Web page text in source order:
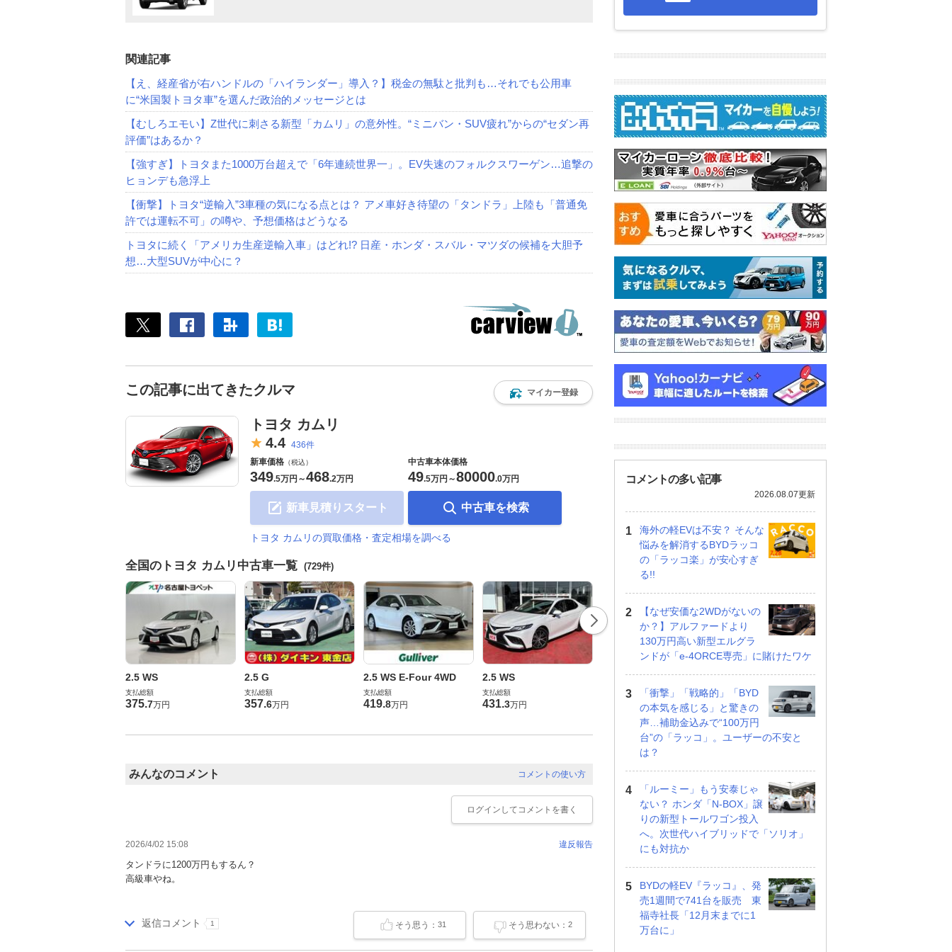
関連記事
【え、経産省が右ハンドルの「ハイランダー」導入？】税金の無駄と批判も…それでも公用車
に“米国製トヨタ車”を選んだ政治的メッセージとは
【むしろエモい】Z世代に刺さる新型「カムリ」の意外性。“ミニバン・SUV疲れ”からの“セダン再
評価”はあるか？
【強すぎ】トヨタまた1000万台超えで「6年連続世界一」。EV失速のフォルクスワーゲン…追撃の
ヒョンデも急浮上
【衝撃】トヨタ“逆輸入”3車種の気になる点とは？ アメ車好き待望の「タンドラ」上陸も「普通免
許では運転不可」の噂や、予想価格はどうなる
トヨタに続く「アメリカ生産逆輸入車」はどれ!? 日産・ホンダ・スバル・マツダの候補を大胆予
想…大型SUVが中心に？
この記事に出てきたクルマ マイカー登録
トヨタ カムリ
4.4 436件
新車価格 （税込）
349.5万円 ～468.2万円
新車見積りスタート
中古車本体価格
49.5万円 ～80000.0万円
中古車を検索
トヨタ カムリの買取価格・査定相場を調べる
全国のトヨタ カムリ中古車一覧 (729件)
2.5 WS
支払総額
375.7万円
2.5 G
支払総額
357.6万円
2.5 WS E-Four 4WD
支払総額
419.8万円
2.5 WS
支払総額
431.3万円
0万円
支払総額
338 .6 万円
コメントの使い方
みんなのコメント
ログイン してコメントを書く
2026/4/02 15:08 違反報告
タンドラに1200万円もするん？
高級車やね。
返信コメント 1 そう思わない： 2
そう思う： 31
コメントの多い記事
2026.08.07更新
海外の軽EVは不安？ そんな
悩みを解消するBYDラッコ
の「ラッコ楽」が安心すぎ
る!!
【なぜ安価な2WDがないの
か？】アルファードより
130万円高い新型エルグラ
ンドが「e-4ORCE専売」に賭けたワケ
「衝撃」「戦略的」「BYD
の本気を感じる」と驚きの
声…補助金込みで“100万円
台”の「ラッコ」。ユーザーの不安と
は？
「ルーミー」もう安泰じゃ
ない？ ホンダ「N-BOX」譲
りの新型トールワゴン投入
へ。次世代ハイブリッドで「ソリオ」
にも対抗か
BYDの軽EV『ラッコ』、発
売1週間で741台を販売 東
福寺社長「12月末までに1
万台に」